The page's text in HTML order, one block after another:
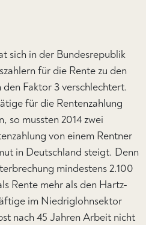
sich in der Bundesrepublik
für die Rente zu den
Faktor 3 verschlechtert.
für die Rentenzahlung
so mussten 2014 zwei
von einem Rentner
in Deutschland steigt. Denn
mindestens 2.100
Rente mehr als den Hartz-
im Niedriglohnsektor
nach 45 Jahren Arbeit nicht